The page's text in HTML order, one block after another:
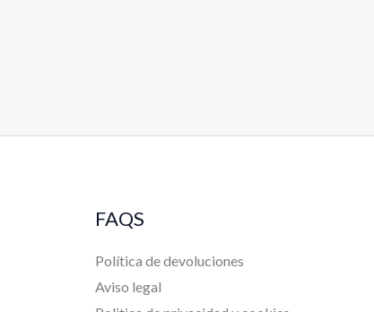
FAQS
Política de devoluciones
Aviso legal